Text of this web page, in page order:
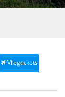
Vliegtickets